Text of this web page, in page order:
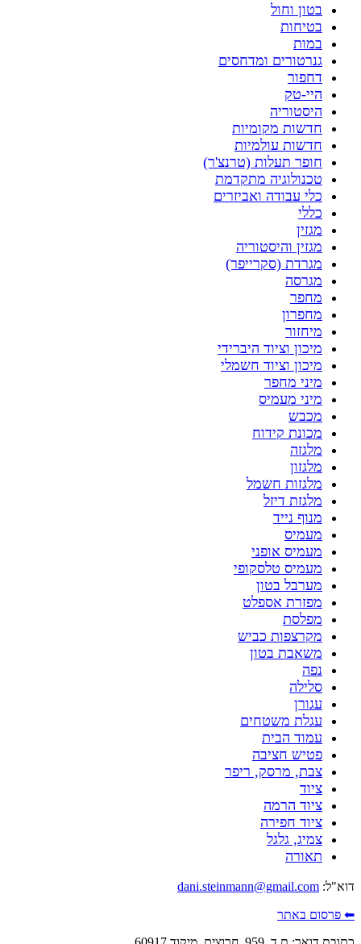
בטון וחול
בטיחות
במות
גנרטורים ומדחסים
דחפור
היי-טק
היסטוריה
חדשות מקומיות
חדשות עולמיות
חופר תעלות (טרנצ'ר)
טכנולוגיה מתקדמת
כלי עבודה ואביזרים
כללי
מגזין
מגזין והיסטוריה
מגרדת (סקרייפר)
מגרסה
מחפר
מחפרון
מיחזור
מיכון וציוד היברידי
מיכון וציוד חשמלי
מיני מחפר
מיני מעמיס
מכבש
מכונת קידוח
מלגזה
מלגזון
מלגזות חשמל
מלגזת דיזל
מנוף נייד
מעמיס
מעמיס אופני
מעמיס טלסקופי
מערבל בטון
מפזרת אספלט
מפלסת
מקרצפות כביש
משאבת בטון
נפה
סלילה
עגורן
עגלת משטחים
עמוד הבית
פטיש חציבה
צבת, מרסק, ריפר
ציוד
ציוד הרמה
ציוד חפירה
צמיג, גלגל
תאורה
דוא"ל: dani.steinmann@gmail.com
⬅ פרסום באתר